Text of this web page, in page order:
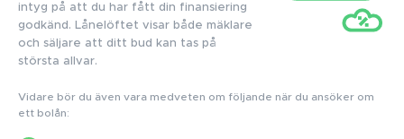
intyg på att du har fått din finansiering
godkänd. Lånelöftet visar både mäklare
och säljare att ditt bud kan tas på
största allvar.
Vidare bör du även vara medveten om följande när du ansöker om
ett bolån: